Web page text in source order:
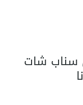
سناب شات